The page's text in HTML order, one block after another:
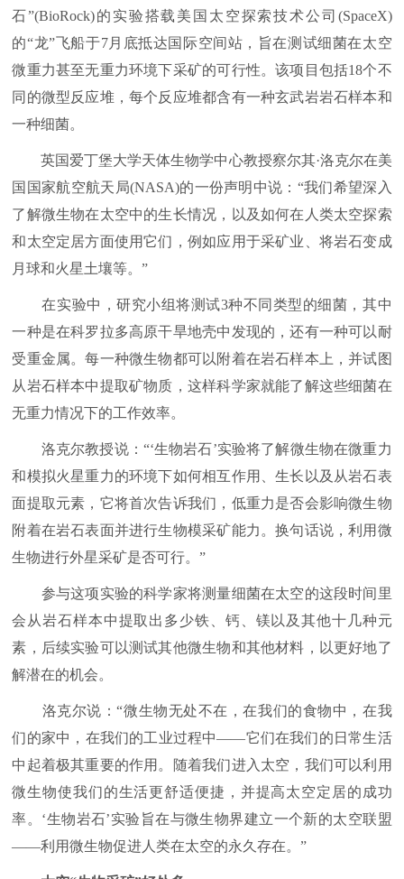
石”(BioRock)的实验搭载美国太空探索技术公司(SpaceX)
的“龙”飞船于7月底抵达国际空间站，旨在测试细菌在太空
微重力甚至无重力环境下采矿的可行性。该项目包括18个不
同的微型反应堆，每个反应堆都含有一种玄武岩岩石样本和
一种细菌。
英国爱丁堡大学天体生物学中心教授察尔其·洛克尔在美
国国家航空航天局(NASA)的一份声明中说：“我们希望深入
了解微生物在太空中的生长情况，以及如何在人类太空探索
和太空定居方面使用它们，例如应用于采矿业、将岩石变成
月球和火星土壤等。”
在实验中，研究小组将测试3种不同类型的细菌，其中
一种是在科罗拉多高原干旱地壳中发现的，还有一种可以耐
受重金属。每一种微生物都可以附着在岩石样本上，并试图
从岩石样本中提取矿物质，这样科学家就能了解这些细菌在
无重力情况下的工作效率。
洛克尔教授说：“‘生物岩石’实验将了解微生物在微重力
和模拟火星重力的环境下如何相互作用、生长以及从岩石表
面提取元素，它将首次告诉我们，低重力是否会影响微生物
附着在岩石表面并进行生物模采矿能力。换句话说，利用微
生物进行外星采矿是否可行。”
参与这项实验的科学家将测量细菌在太空的这段时间里
会从岩石样本中提取出多少铁、钙、镁以及其他十几种元
素，后续实验可以测试其他微生物和其他材料，以更好地了
解潜在的机会。
洛克尔说：“微生物无处不在，在我们的食物中，在我
们的家中，在我们的工业过程中——它们在我们的日常生活
中起着极其重要的作用。随着我们进入太空，我们可以利用
微生物使我们的生活更舒适便捷，并提高太空定居的成功
率。‘生物岩石’实验旨在与微生物界建立一个新的太空联盟
——利用微生物促进人类在太空的永久存在。”